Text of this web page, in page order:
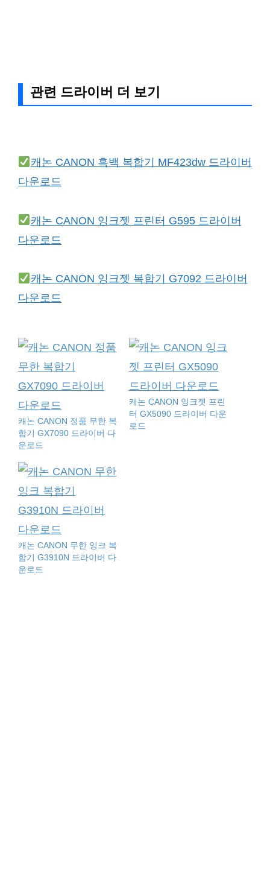
관련 드라이버 더 보기
캐논 CANON 흑백 복합기 MF423dw 드라이버
다운로드
캐논 CANON 잉크젯 프린터 G595 드라이버
다운로드
캐논 CANON 잉크젯 복합기 G7092 드라이버
다운로드
캐논 CANON 정품 무한 복
합기 GX7090 드라이버 다
운로드
캐논 CANON 잉크젯 프린
터 GX5090 드라이버 다운
로드
캐논 CANON 무한 잉크 복
합기 G3910N 드라이버 다
운로드